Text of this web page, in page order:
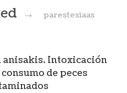
→ parestesiaas
anisakis. Intoxicación
de peces